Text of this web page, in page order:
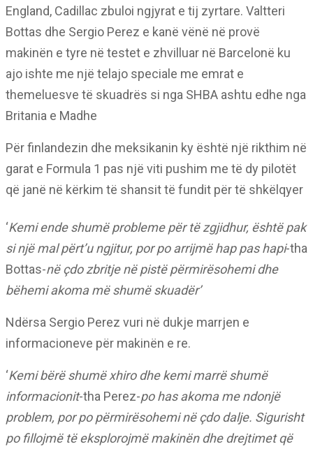
England, Cadillac zbuloi ngjyrat e tij zyrtare. Valtteri
Bottas dhe Sergio Perez e kanë vënë në provë
makinën e tyre në testet e zhvilluar në Barcelonë ku
ajo ishte me një telajo speciale me emrat e
themeluesve të skuadrës si nga SHBA ashtu edhe nga
Britania e Madhe
Për finlandezin dhe meksikanin ky është një rikthim në
garat e Formula 1 pas një viti pushim me të dy pilotët
që janë në kërkim të shansit të fundit për të shkëlqyer
‘Kemi ende shumë probleme për të zgjidhur, është pak
si një mal përt’u ngjitur, por po arrijmë hap pas hapi-tha
Bottas-në çdo zbritje në pistë përmirësohemi dhe
bëhemi akoma më shumë skuadër’
Ndërsa Sergio Perez vuri në dukje marrjen e
informacioneve për makinën e re.
‘Kemi bërë shumë xhiro dhe kemi marrë shumë
informacionit-tha Perez-po has akoma me ndonjë
problem, por po përmirësohemi në çdo dalje. Sigurisht
po fillojmë të eksplorojmë makinën dhe drejtimet që